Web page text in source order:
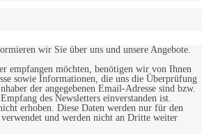
wir Sie über uns und unsere Angebote.
empfangen möchten, benötigen wir von Ihnen
sowie Informationen, die uns die Überprüfung
der angegebenen Email-Adresse sind bzw.
des Newsletters einverstanden ist.
erhoben. Diese Daten werden nur für den
und werden nicht an Dritte weiter